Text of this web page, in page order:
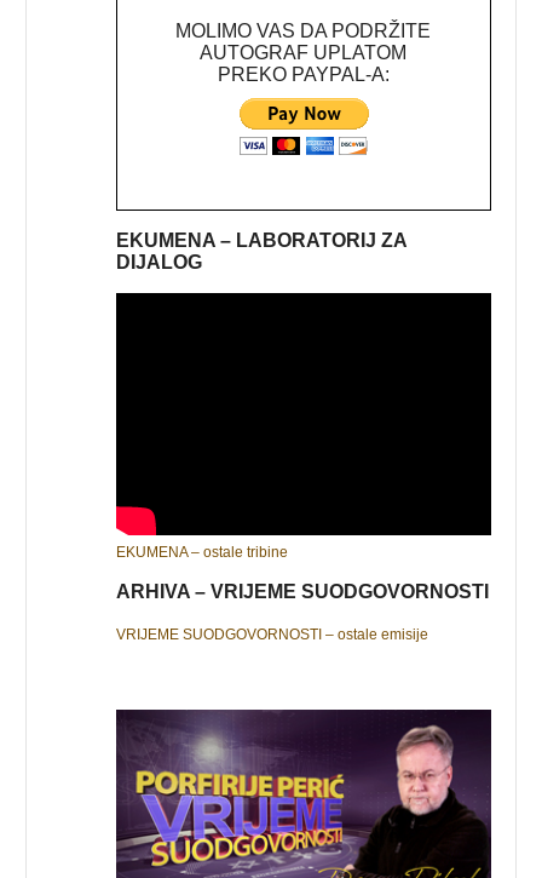
MOLIMO VAS DA PODRŽITE
AUTOGRAF UPLATOM
PREKO PAYPAL-A:
EKUMENA – LABORATORIJ ZA
DIJALOG
EKUMENA – ostale tribine
ARHIVA – VRIJEME SUODGOVORNOSTI
VRIJEME SUODGOVORNOSTI – ostale emisije